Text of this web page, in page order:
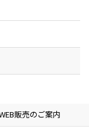
販売のご案内